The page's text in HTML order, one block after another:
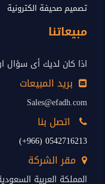
تصميم صحيفة الكترونية
مبيعاتنا
اذا كان لديك أى سؤال
بريد المبيعات
Sales@efadh.com
اتصل بنا
0542716213 (966+)
مقر الشركة
المملكة العربية